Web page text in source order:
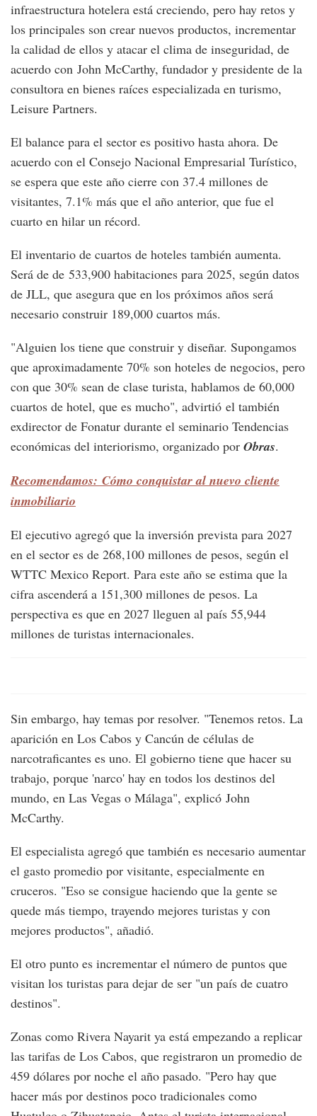
infraestructura hotelera está creciendo, pero hay retos y
los principales son crear nuevos productos, incrementar
la calidad de ellos y atacar el clima de inseguridad, de
acuerdo con John McCarthy, fundador y presidente de la
consultora en bienes raíces especializada en turismo,
Leisure Partners.
El balance para el sector es positivo hasta ahora. De
acuerdo con el Consejo Nacional Empresarial Turístico,
se espera que este año cierre con 37.4 millones de
visitantes, 7.1% más que el año anterior, que fue el
cuarto en hilar un récord.
El inventario de cuartos de hoteles también aumenta.
Será de de 533,900 habitaciones para 2025, según datos
de JLL, que asegura que en los próximos años será
necesario construir 189,000 cuartos más.
"Alguien los tiene que construir y diseñar. Supongamos
que aproximadamente 70% son hoteles de negocios, pero
con que 30% sean de clase turista, hablamos de 60,000
cuartos de hotel, que es mucho", advirtió el también
exdirector de Fonatur durante el seminario Tendencias
económicas del interiorismo, organizado por Obras.
Recomendamos: Cómo conquistar al nuevo cliente
inmobiliario
El ejecutivo agregó que la inversión prevista para 2027
en el sector es de 268,100 millones de pesos, según el
WTTC Mexico Report. Para este año se estima que la
cifra ascenderá a 151,300 millones de pesos. La
perspectiva es que en 2027 lleguen al país 55,944
millones de turistas internacionales.
Sin embargo, hay temas por resolver. "Tenemos retos. La
aparición en Los Cabos y Cancún de células de
narcotraficantes es uno. El gobierno tiene que hacer su
trabajo, porque 'narco' hay en todos los destinos del
mundo, en Las Vegas o Málaga", explicó John
McCarthy.
El especialista agregó que también es necesario aumentar
el gasto promedio por visitante, especialmente en
cruceros. "Eso se consigue haciendo que la gente se
quede más tiempo, trayendo mejores turistas y con
mejores productos", añadió.
El otro punto es incrementar el número de puntos que
visitan los turistas para dejar de ser "un país de cuatro
destinos".
Zonas como Rivera Nayarit ya está empezando a replicar
las tarifas de Los Cabos, que registraron un promedio de
459 dólares por noche el año pasado. "Pero hay que
hacer más por destinos poco tradicionales como